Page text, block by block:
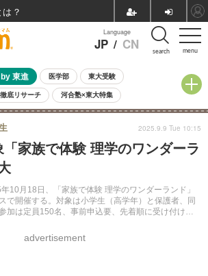
menu
Language
JP / CN search
東進 医学部 東大受験
底リサーチ 河合塾×東大特集
高校受験 中学受験 小学校受験
全国公立高校 過去問 人気記事
家族で体験 理学のワンダーラ
10月18日、「家族で体験 理学のワンダーランド」
で開催する。対象は小学生（高学年）と保護者、同
加は定員150名、事前申込要、先着順に受け付け
advertisement
2025.9.9 Tue 10:15